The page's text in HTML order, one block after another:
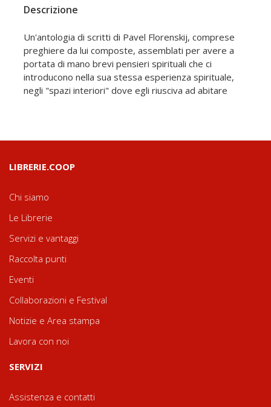
Descrizione
Un'antologia di scritti di Pavel Florenskij, comprese
preghiere da lui composte, assemblati per avere a
portata di mano brevi pensieri spirituali che ci
introducono nella sua stessa esperienza spirituale,
negli "spazi interiori" dove egli riusciva ad abitare
LIBRERIE.COOP
Chi siamo
Le Librerie
Servizi e vantaggi
Raccolta punti
Eventi
Collaborazioni e Festival
Notizie e Area stampa
Lavora con noi
SERVIZI
Assistenza e contatti